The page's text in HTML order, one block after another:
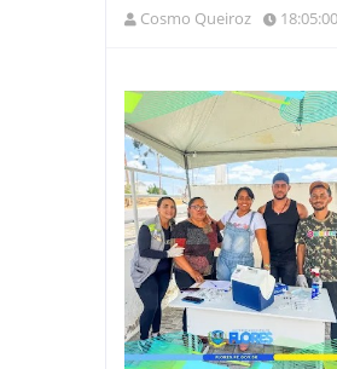
Cosmo Queiroz 18:05:00